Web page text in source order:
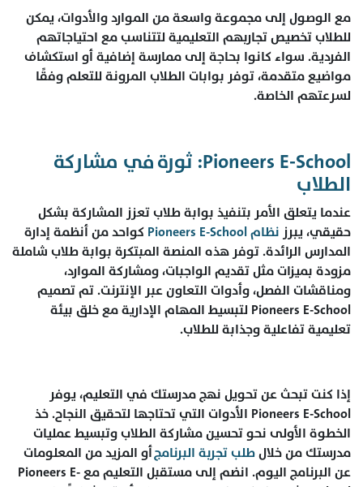
مع الوصول إلى مجموعة واسعة من الموارد والأدوات، يمكن
للطلاب تخصيص تجاربهم التعليمية لتتناسب مع احتياجاتهم
الفردية. سواء كانوا بحاجة إلى ممارسة إضافية أو استكشاف
مواضيع متقدمة، توفر بوابات الطلاب المرونة للتعلم وفقًا
لسرعتهم الخاصة.
Pioneers E-School: ثورة في مشاركة
الطلاب
عندما يتعلق الأمر بتنفيذ بوابة طلاب تعزز المشاركة بشكل
حقيقي، يبرز نظام Pioneers E-School
كواحد من أنظمة إدارة
المدارس الرائدة. توفر هذه المنصة المبتكرة بوابة طلاب شاملة
مزودة بميزات مثل تقديم الواجبات، ومشاركة الموارد،
ومناقشات الفصل، وأدوات التعاون عبر الإنترنت. تم تصميم
Pioneers E-School لتبسيط المهام الإدارية مع خلق بيئة
تعليمية تفاعلية وجذابة للطلاب.
إذا كنت تبحث عن تحويل نهج مدرستك في التعليم، يوفر
Pioneers E-School الأدوات التي تحتاجها لتحقيق النجاح. خذ
الخطوة الأولى نحو تحسين مشاركة الطلاب وتبسيط عمليات
مدرستك من خلالطلب تجربة البرنامجأو المزيد من المعلومات
عن البرنامج اليوم. انضم إلى مستقبل التعليم مع Pioneers E-